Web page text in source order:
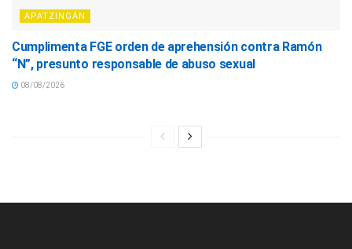
APATZINGÁN
Cumplimenta FGE orden de aprehensión contra Ramón
“N”, presunto responsable de abuso sexual
08/08/2026